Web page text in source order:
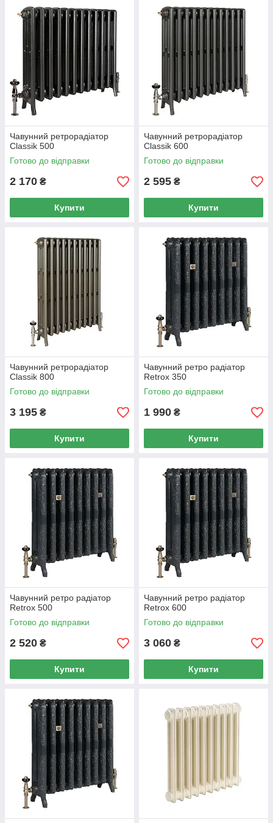
Чавунний ретрорадіатор
Classik 500
Готово до відправки
2 170 ₴
Купити
Чавунний ретрорадіатор
Classik 600
Готово до відправки
2 595 ₴
Купити
Чавунний ретрорадіатор
Classik 800
Готово до відправки
3 195 ₴
Купити
Чавунний ретро радіатор
Retrox 350
Готово до відправки
1 990 ₴
Купити
Чавунний ретро радіатор
Retrox 500
Готово до відправки
2 520 ₴
Купити
Чавунний ретро радіатор
Retrox 600
Готово до відправки
3 060 ₴
Купити